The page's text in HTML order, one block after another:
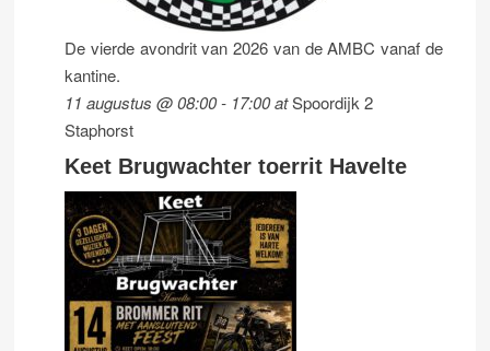
De vierde avondrit van 2026 van de AMBC vanaf de
kantine.
11 augustus @ 08:00- 17:00atSpoordijk 2
Staphorst
Keet Brugwachter toerrit Havelte